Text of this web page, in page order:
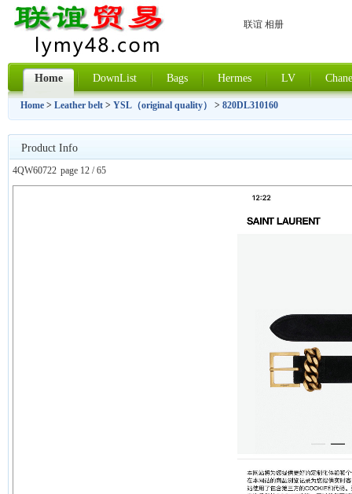
联谊 相册
Home DownList Bags Hermes LV
Home > Leather belt > YSL（original quality） > 820DL310160
Product Info
4QW60722 page 12 / 65